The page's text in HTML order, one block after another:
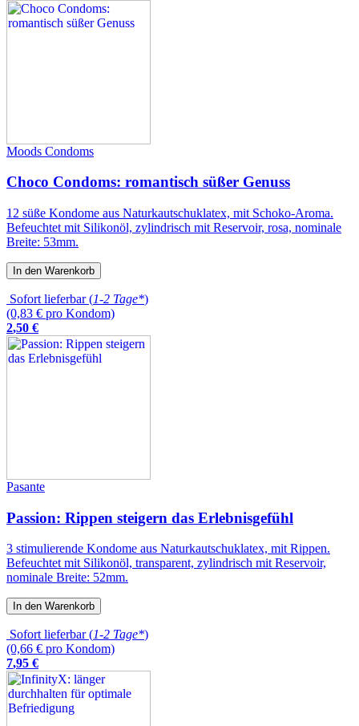
Moods Condoms
Choco Condoms: romantisch süßer Genuss
12 süße Kondome aus Naturkautschuklatex, mit Schoko-Aroma.
Befeuchtet mit Silikonöl, zylindrisch mit Reservoir, rosa, nominale
Breite: 53mm.
In den Warenkorb
Sofort lieferbar (1-2 Tage*)
(0,83 € pro Kondom)
2,50 €
Pasante
Passion: Rippen steigern das Erlebnisgefühl
3 stimulierende Kondome aus Naturkautschuklatex, mit Rippen.
Befeuchtet mit Silikonöl, transparent, zylindrisch mit Reservoir,
nominale Breite: 52mm.
In den Warenkorb
Sofort lieferbar (1-2 Tage*)
(0,66 € pro Kondom)
7,95 €